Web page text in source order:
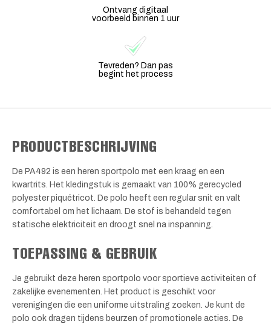
Ontvang digitaal
voorbeeld binnen 1 uur
Tevreden? Dan pas
begint het process
PRODUCTBESCHRIJVING
De PA492 is een heren sportpolo met een kraag en een
kwartrits. Het kledingstuk is gemaakt van 100% gerecycled
polyester piquétricot. De polo heeft een regular snit en valt
comfortabel om het lichaam. De stof is behandeld tegen
statische elektriciteit en droogt snel na inspanning.
TOEPASSING & GEBRUIK
Je gebruikt deze heren sportpolo voor sportieve activiteiten of
zakelijke evenementen. Het product is geschikt voor
verenigingen die een uniforme uitstraling zoeken. Je kunt de
polo ook dragen tijdens beurzen of promotionele acties. De